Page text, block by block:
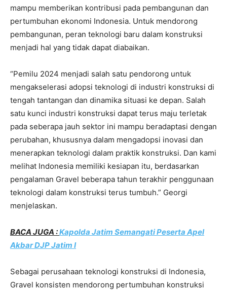
mampu memberikan kontribusi pada pembangunan dan
pertumbuhan ekonomi Indonesia. Untuk mendorong
pembangunan, peran teknologi baru dalam konstruksi
menjadi hal yang tidak dapat diabaikan.
“Pemilu 2024 menjadi salah satu pendorong untuk
mengakselerasi adopsi teknologi di industri konstruksi di
tengah tantangan dan dinamika situasi ke depan. Salah
satu kunci industri konstruksi dapat terus maju terletak
pada seberapa jauh sektor ini mampu beradaptasi dengan
perubahan, khususnya dalam mengadopsi inovasi dan
menerapkan teknologi dalam praktik konstruksi. Dan kami
melihat Indonesia memiliki kesiapan itu, berdasarkan
pengalaman Gravel beberapa tahun terakhir penggunaan
teknologi dalam konstruksi terus tumbuh.” Georgi
menjelaskan.
BACA JUGA :Kapolda Jatim Semangati Peserta Apel
Akbar DJP Jatim I
Sebagai perusahaan teknologi konstruksi di Indonesia,
Gravel konsisten mendorong pertumbuhan konstruksi